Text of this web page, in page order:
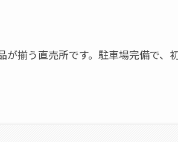
揃う直売所です。駐車場完備で、